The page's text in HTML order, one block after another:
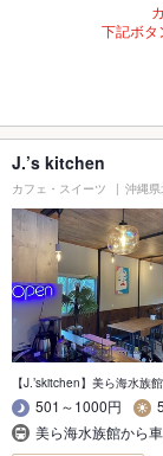
下記ボタ
J.’s kitchen
カフェ・スイーツ 沖縄
【J.’skitchen】美ら海水族
501～1000円
美ら海水族館から